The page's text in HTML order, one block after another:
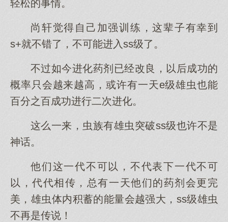
轻松的事情。
尚轩觉得自己加强训练，这辈子有幸到
s+就不错了，不可能进入ss级了。
不过如今进化药剂已经改良，以后成功的
概率只会越来越高，或许有一天e级雄虫也能
百分之百成功进行二次进化。
这么一来，虫族有雄虫突破ss级也许不是
神话。
他们这一代不可以，不代表下一代不可
以，代代相传，总有一天他们的药剂会更完
美，雄虫体内积蓄的能量会越强大，ss级雄虫
不再是传说！